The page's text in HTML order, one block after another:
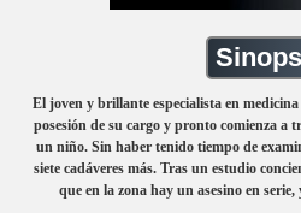
El joven y brillante especialista en
posesión de su cargo y pronto comienza a
un niño. Sin haber tenido tiempo de
siete cadáveres más. Tras un estudio
que en la zona hay un asesino en